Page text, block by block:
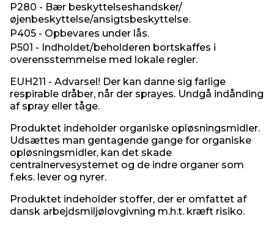
P280 - Bær beskyttelseshandsker/
øjenbeskyttelse/ansigtsbeskyttelse.
P405 - Opbevares under lås.
P501 - Indholdet/beholderen bortskaffes i
overensstemmelse med lokale regler.
EUH211 - Advarsel! Der kan danne sig farlige
respirable dråber, når der sprayes. Undgå indånding
af spray eller tåge.
Produktet indeholder organiske opløsningsmidler.
Udsættes man gentagende gange for organiske
opløsningsmidler, kan det skade
centralnervesystemet og de indre organer som
f.eks. lever og nyrer.
Produktet indeholder stoffer, der er omfattet af
dansk arbejdsmiljølovgivning m.h.t. kræft risiko.